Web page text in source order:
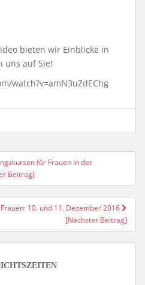
bieten wir Einblicke in
uns auf Sie!
watch?v=amN3uZdEChg
für Frauen in der
Beitrag]
10. und 11. Dezember 2016
[Nächster Beitrag]